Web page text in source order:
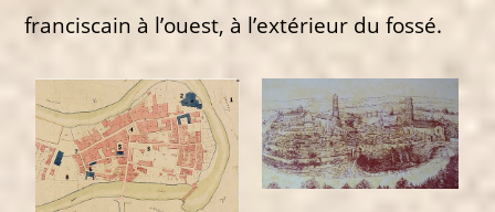
franciscain à l’ouest, à l’extérieur du fossé.